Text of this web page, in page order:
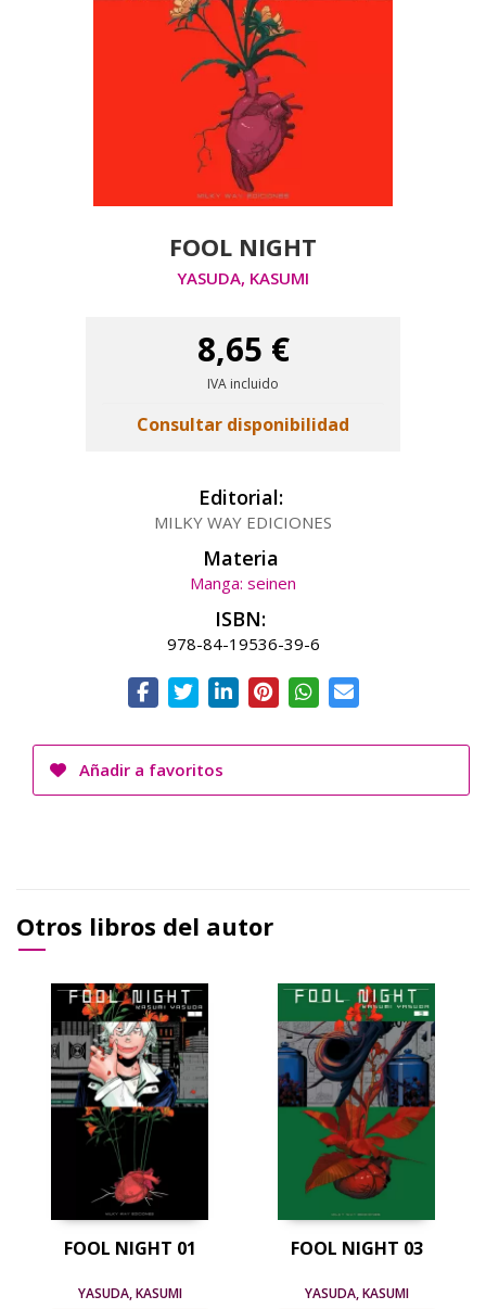
FOOL NIGHT
YASUDA, KASUMI
8,65 €
IVA incluido
Consultar disponibilidad
Editorial:
MILKY WAY EDICIONES
Materia
Manga: seinen
ISBN:
978-84-19536-39-6
Añadir a favoritos
Otros libros del autor
FOOL NIGHT 01
YASUDA, KASUMI
FOOL NIGHT 03
YASUDA, KASUMI